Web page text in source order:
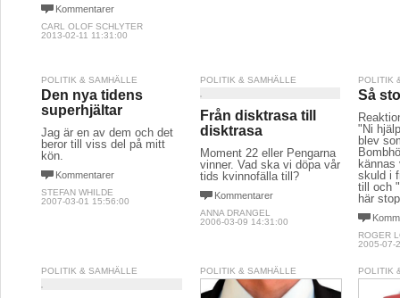
Kommentarer
CARL OLOF SCHLYTER
2013-02-11 11:31:00
POLITIK & SAMHÄLLE
Den nya tidens
superhjältar
Jag är en av dem och det
beror till viss del på mitt
kön.
Kommentarer
STEFAN WHILDE
2007-03-01 15:56:00
POLITIK & SAMHÄLLE
Från disktrasa till
disktrasa
Moment 22 eller Pengarna
vinner. Vad ska vi döpa vår
tids kvinnofälla till?
Kommentarer
ANNA DRANGEL
2006-03-09 14:31:00
POLITIK
Så
"Ni
blev
kännas
skuld i
till och
här
ROGER
2005-07-
POLITIK & SAMHÄLLE POLITIK & SAMHÄLLE POLITIK